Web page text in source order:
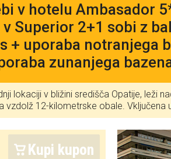
v hotelu Ambasador
Superior 2+1 sobi z
+ uporaba notranjega
zunanjega
lokaciji v bližini središča Opatije, leži
vzdolž 12-kilometrske obale. Vključena
Kupi kupon